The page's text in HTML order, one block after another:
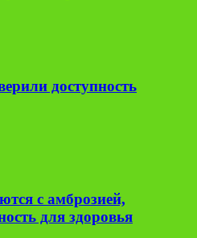
доступность
с амброзией,
для здоровья